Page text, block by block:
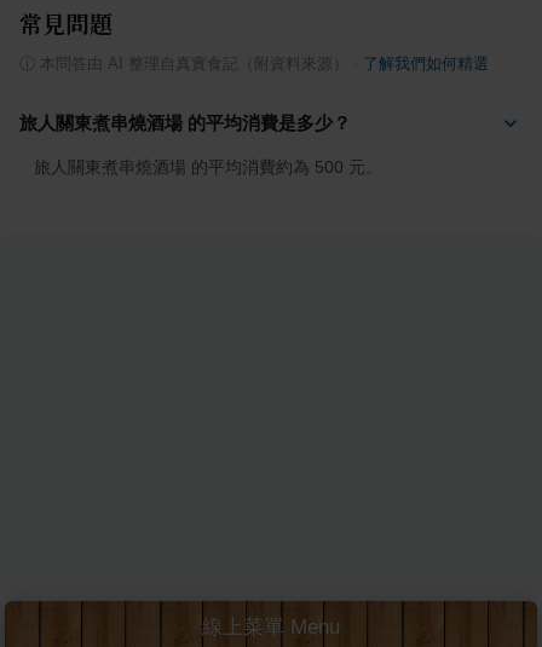
常見問題
本問答由 AI 整理自真實食記（附資料來源） 了解我們如何精選
旅人關東煮串燒酒場 的平均消費是多少？
旅人關東煮串燒酒場 的平均消費約為 500 元。
線上菜單 Menu